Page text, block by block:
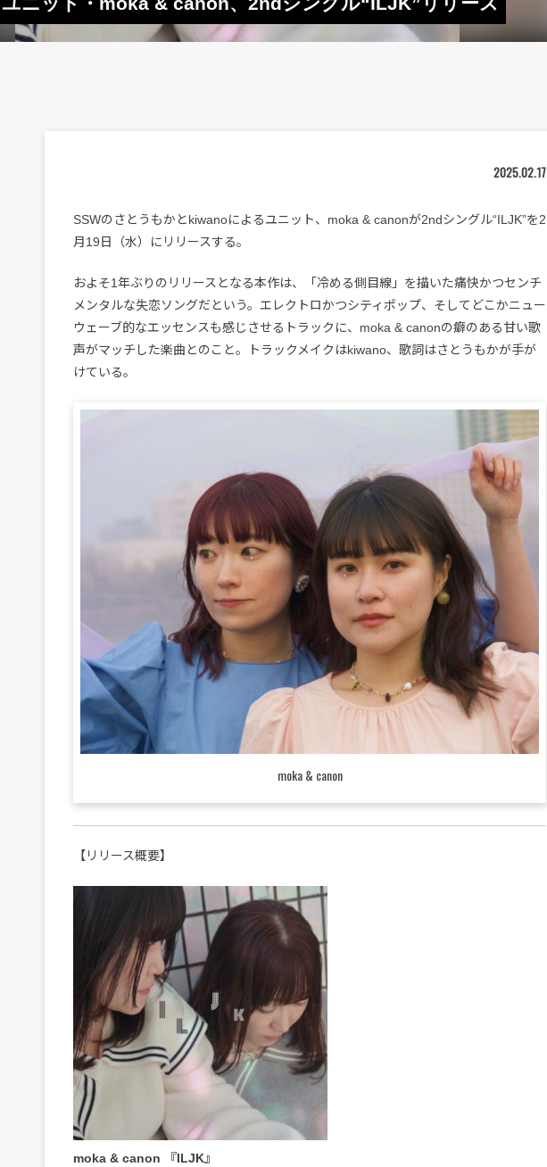
2025.02.17
SSWのさとうもかとkiwanoによるユニット、moka & canonが2ndシングル“ILJK”を2
月19日（水）にリリースする。
およそ1年ぶりのリリースとなる本作は、「冷める側目線」を描いた痛快かつセンチ
メンタルな失恋ソングだという。エレクトロかつシティポップ、そしてどこかニュー
ウェーブ的なエッセンスも感じさせるトラックに、moka & canonの癖のある甘い歌
声がマッチした楽曲とのこと。トラックメイクはkiwano、歌詞はさとうもかが手が
けている。
moka & canon
【リリース概要】
moka & canon 『ILJK』